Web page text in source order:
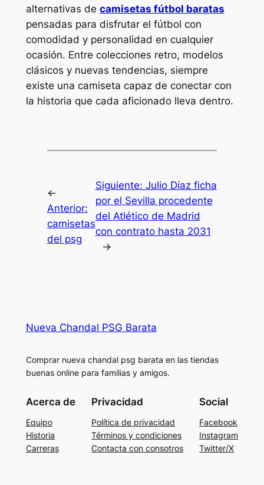
alternativas de camisetas fútbol baratas
pensadas para disfrutar el fútbol con
comodidad y personalidad en cualquier
ocasión. Entre colecciones retro, modelos
clásicos y nuevas tendencias, siempre
existe una camiseta capaz de conectar con
la historia que cada aficionado lleva dentro.
←
Anterior:
camisetas
del psg
Siguiente: Julio Díaz ficha
por el Sevilla procedente
del Atlético de Madrid
con contrato hasta 2031
→
Nueva Chandal PSG Barata
Comprar nueva chandal psg barata en las tiendas
buenas online para familias y amigos.
Acerca de
Equipo
Historia
Carreras
Privacidad
Política de privacidad
Términos y condiciones
Contacta con consotros
Social
Facebook
Instagram
Twitter/X